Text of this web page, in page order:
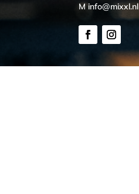
M info@mixxl.nl